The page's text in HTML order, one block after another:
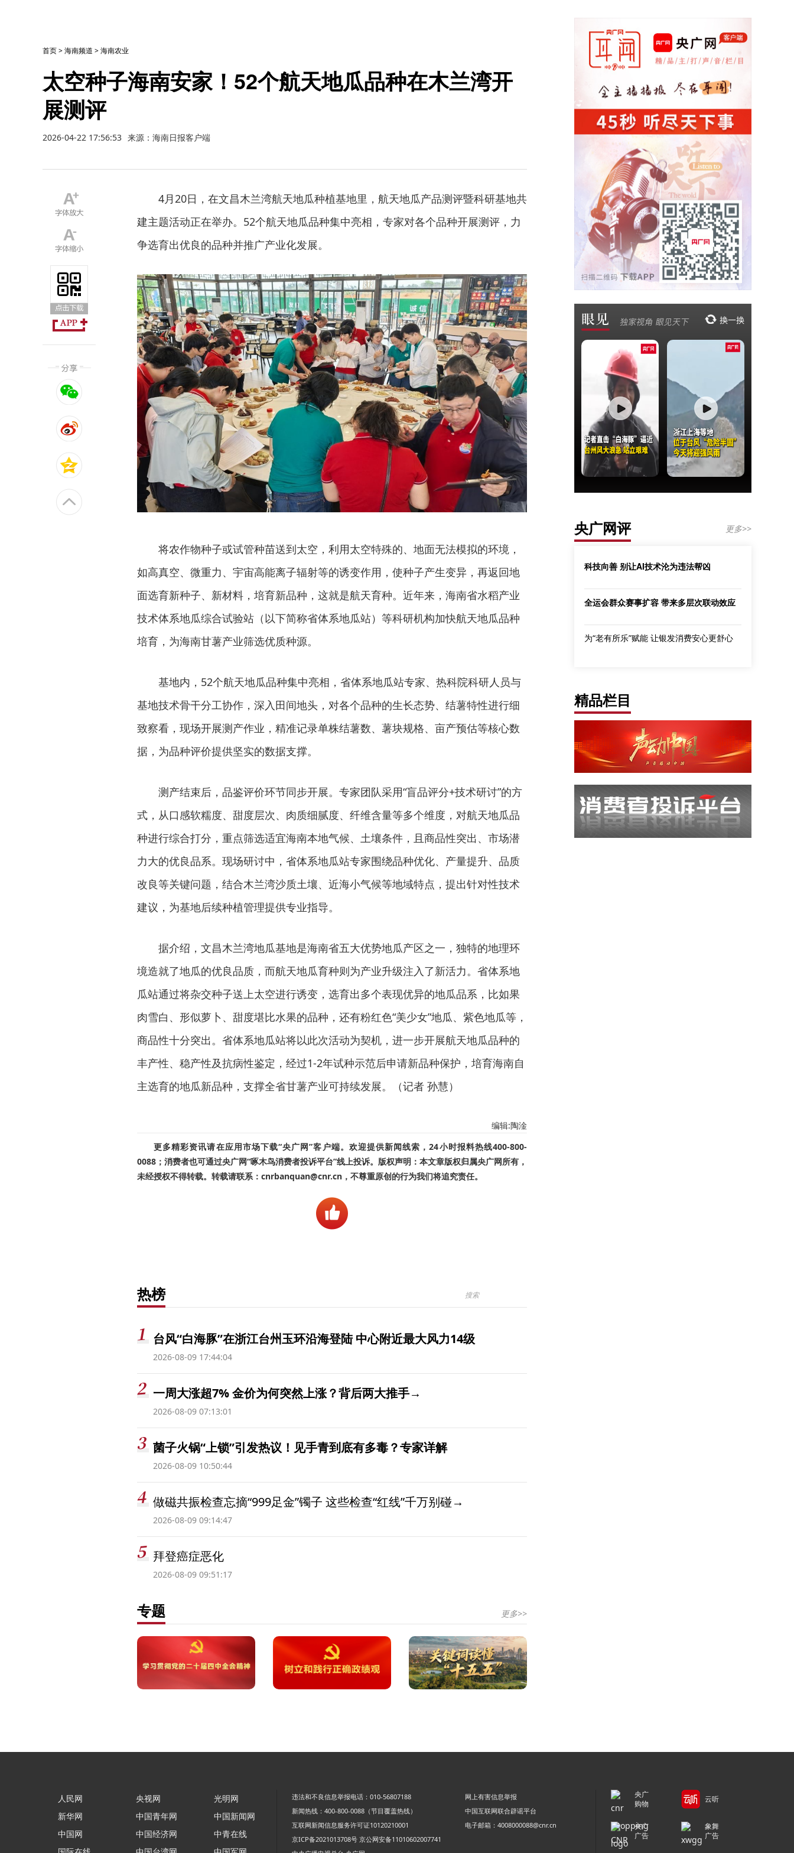
首页>海南频道 >海南农业
太空种子海南安家！52个航天地瓜品种在木兰湾开
展测评
2026-04-22 17:56:53 来源：海南日报客户端
4月20日，在文昌木兰湾航天地瓜种植基地里，航天地瓜产品测评暨科研基地共
建主题活动正在举办。52个航天地瓜品种集中亮相，专家对各个品种开展测评，力
争选育出优良的品种并推广产业化发展。
将农作物种子或试管种苗送到太空，利用太空特殊的、地面无法模拟的环境，
如高真空、微重力、宇宙高能离子辐射等的诱变作用，使种子产生变异，再返回地
面选育新种子、新材料，培育新品种，这就是航天育种。近年来，海南省水稻产业
技术体系地瓜综合试验站（以下简称省体系地瓜站）等科研机构加快航天地瓜品种
培育，为海南甘薯产业筛选优质种源。
基地内，52个航天地瓜品种集中亮相，省体系地瓜站专家、热科院科研人员与
基地技术骨干分工协作，深入田间地头，对各个品种的生长态势、结薯特性进行细
致察看，现场开展测产作业，精准记录单株结薯数、薯块规格、亩产预估等核心数
据，为品种评价提供坚实的数据支撑。
测产结束后，品鉴评价环节同步开展。专家团队采用“盲品评分+技术研讨”的方
式，从口感软糯度、甜度层次、肉质细腻度、纤维含量等多个维度，对航天地瓜品
种进行综合打分，重点筛选适宜海南本地气候、土壤条件，且商品性突出、市场潜
力大的优良品系。现场研讨中，省体系地瓜站专家围绕品种优化、产量提升、品质
改良等关键问题，结合木兰湾沙质土壤、近海小气候等地域特点，提出针对性技术
建议，为基地后续种植管理提供专业指导。
据介绍，文昌木兰湾地瓜基地是海南省五大优势地瓜产区之一，独特的地理环
境造就了地瓜的优良品质，而航天地瓜育种则为产业升级注入了新活力。省体系地
瓜站通过将杂交种子送上太空进行诱变，选育出多个表现优异的地瓜品系，比如果
肉雪白、形似萝卜、甜度堪比水果的品种，还有粉红色“美少女”地瓜、紫色地瓜等，
商品性十分突出。省体系地瓜站将以此次活动为契机，进一步开展航天地瓜品种的
丰产性、稳产性及抗病性鉴定，经过1-2年试种示范后申请新品种保护，培育海南自
主选育的地瓜新品种，支撑全省甘薯产业可持续发展。（记者 孙慧）
编辑:陶淦
更多精彩资讯请在应用市场下载“央广网”客户端。欢迎提供新闻线索，24小时报料热线400-800-
0088；消费者也可通过央广网“啄木鸟消费者投诉平台”线上投诉。版权声明：本文章版权归属央广网所有，
未经授权不得转载。转载请联系：cnrbanquan@cnr.cn，不尊重原创的行为我们将追究责任。
热榜
台风“白海豚”在浙江台州玉环沿海登陆 中心附近最大风力14级
2026-08-09 17:44:04
一周大涨超7% 金价为何突然上涨？背后两大推手→
2026-08-09 07:13:01
菌子火锅“上锁”引发热议！见手青到底有多毒？专家详解
2026-08-09 10:50:44
做磁共振检查忘摘“999足金”镯子 这些检查“红线”千万别碰→
2026-08-09 09:14:47
拜登癌症恶化
2026-08-09 09:51:17
专题 更多>>
央广网评 更多>>
科技向善 别让AI技术沦为违法帮凶
全运会群众赛事扩容 带来多层次联动效应
为“老有所乐”赋能 让银发消费安心更舒心
精品栏目
人民网
新华网
中国网
央视网
中国青年网
中国经济网
光明网
中国新闻网
中青在线
违法和不良信息举报电话：010-56807188
网上有害信息举报
新闻热线：400-800-0088（节目覆盖热线）
中国互联网联合辟谣平台
互联网新闻信息服务许可证10120210001
电子邮箱：4008000088@cnr.cn
京ICP备2021013708号 京公网安备11010602007741
央广
购物
云听
央广
广告
象舞
广告